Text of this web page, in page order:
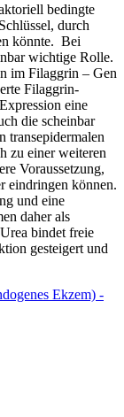
bedingte
durch
könnte. Bei
wichtige Rolle.
im Filaggrin – Gen
Filaggrin-
eine
die scheinbar
transepidermalen
zu einer weiteren
Voraussetzung,
eindringen können.
und eine
daher als
bindet freie
gesteigert und
Ekzem) -